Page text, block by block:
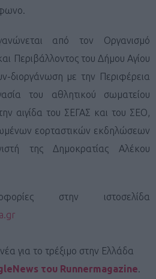
από τον Οργανισμό
Περιβάλλοντος του Δήμου Αγίου
διοργάνωση με την Περιφέρεια
του αθλητικού σωματείου
αιγίδα του ΣΕΓΑΣ και του ΣΕΟ,
εορταστικών εκδηλώσεων
της Δημοκρατίας Αλέκου
στην ιστοσελίδα
για το τρέξιμο στην Ελλάδα
του Runnermagazine.